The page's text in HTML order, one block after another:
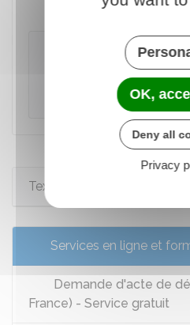
Le décès est mentionné
de naissance
du défunt.
Textes de référence
Services en ligne et
Demande d'acte de
France) - Service gratuit
OK,
Deny all
Privacy